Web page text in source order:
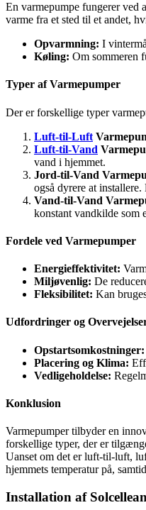
En varmepumpe fungerer ved
varme fra et sted til et andet,
Opvarmning: I
Køling: Om sommeren
Typer af Varmepumper
Der er forskellige typer
Luft-til-Luft
Luft-til-Vand
vand i hjemmet.
Jord-til-Vand
også dyrere at
Vand-til-Vand
konstant vandkilde som
Fordele ved Varmepumper
Energieffektivitet:
Miljøvenlig: De
Fleksibilitet: Kan
Udfordringer og
Opstartsomkostninger:
Placering og Klima:
Vedligeholdelse:
Konklusion
Varmepumper tilbyder en
forskellige typer, der er
Uanset om det er luft-til-luft,
hjemmets temperatur på,
Installation af